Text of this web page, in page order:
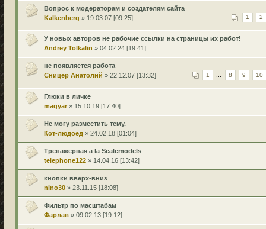
Вопрос к модераторам и создателям сайта
1 2
Kalkenberg » 19.03.07 [09:25]
У новых авторов не рабочие ссылки на страницы их работ!
Andrey Tolkalin » 04.02.24 [19:41]
не появляется работа
1 ... 8 9 10
Сницер Анатолий » 22.12.07 [13:32]
Глюки в личке
magyar» 15.10.19 [17:40]
Не могу разместить тему.
Кот-людоед » 24.02.18 [01:04]
Тренажерная a la Scalemodels
telephone122 » 14.04.16 [13:42]
кнопки вверх-вниз
nino30 » 23.11.15 [18:08]
Фильтр по масштабам
Фарлав » 09.02.13 [19:12]